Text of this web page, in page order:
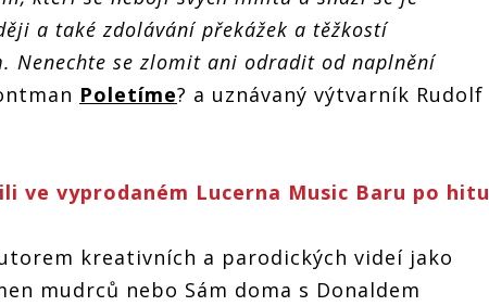
vyzývají k překonávání
vlastních limitů
vyzývají k překonávání
vlastních limitů
a také zdolávání překážek a těžkostí
Nenechte se zlomit ani odradit od naplnění
Poletíme? a uznávaný výtvarník Rudolf
ve vyprodaném Lucerna Music Baru po hitu
kreativních a parodických videí jako
mudrců nebo Sám doma s Donaldem